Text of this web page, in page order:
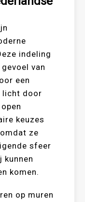
indeling
van
een
licht door
keuzes
ze
sfeer
kunnen
komen.
op muren